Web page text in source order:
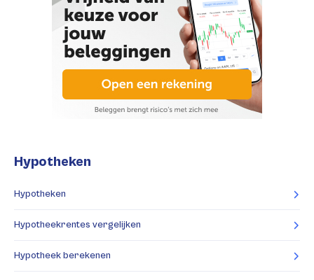
Hypotheken
Hypotheken
Hypotheekrentes vergelijken
Hypotheek berekenen